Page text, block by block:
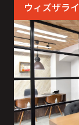
ウィズザラ